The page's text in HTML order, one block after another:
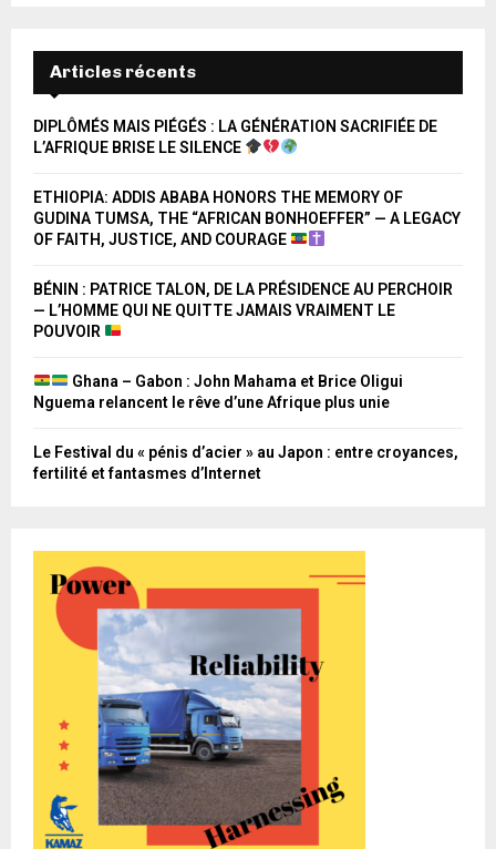
Articles récents
DIPLÔMÉS MAIS PIÉGÉS : LA GÉNÉRATION SACRIFIÉE DE
L’AFRIQUE BRISE LE SILENCE
ETHIOPIA: ADDIS ABABA HONORS THE MEMORY OF
GUDINA TUMSA, THE “AFRICAN BONHOEFFER” — A LEGACY
OF FAITH, JUSTICE, AND COURAGE
BÉNIN : PATRICE TALON, DE LA PRÉSIDENCE AU PERCHOIR
— L’HOMME QUI NE QUITTE JAMAIS VRAIMENT LE
POUVOIR
Ghana – Gabon : John Mahama et Brice Oligui
Nguema relancent le rêve d’une Afrique plus unie
Le Festival du « pénis d’acier » au Japon : entre croyances,
fertilité et fantasmes d’Internet